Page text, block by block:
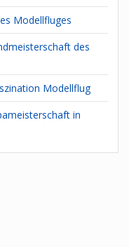
Modellfluges
des
Modellflug
in